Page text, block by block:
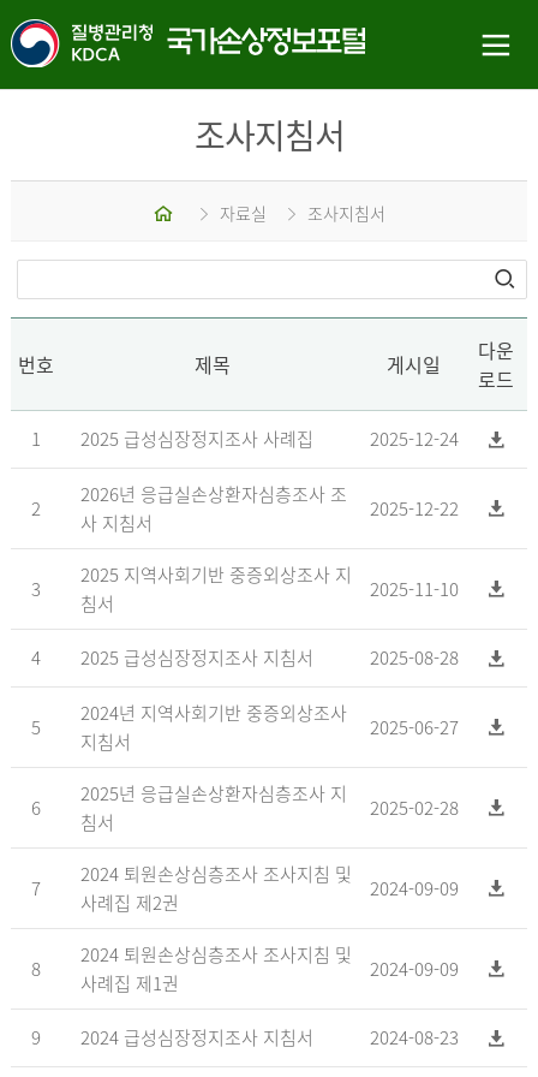
조사지침서
홈 자료실 조사지침서
번호 제목 게시일
다운
로드
1 2025 급성심장정지조사 사례집 2025-12-24
2
2026년 응급실손상환자심층조사 조
사 지침서
2025-12-22
3
2025 지역사회기반 중증외상조사 지
침서
2025-11-10
4 2025 급성심장정지조사 지침서 2025-08-28
5
2024년 지역사회기반 중증외상조사
지침서
2025-06-27
6
2025년 응급실손상환자심층조사 지
침서
2025-02-28
7
2024 퇴원손상심층조사 조사지침 및
사례집 제2권
2024-09-09
8
2024 퇴원손상심층조사 조사지침 및
사례집 제1권
2024-09-09
9 2024 급성심장정지조사 지침서 2024-08-23